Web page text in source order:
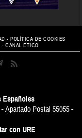
-POLÍTICA DE COOKIES
-CANAL ÉTICO
Apartado Postal 55055 -
con URE